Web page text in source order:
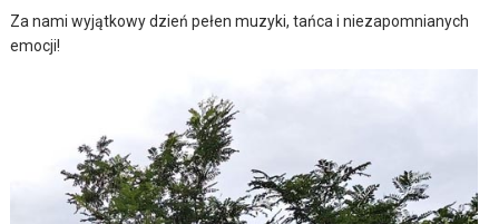
Za nami wyjątkowy dzień pełen muzyki, tańca i niezapomnianych
emocji!